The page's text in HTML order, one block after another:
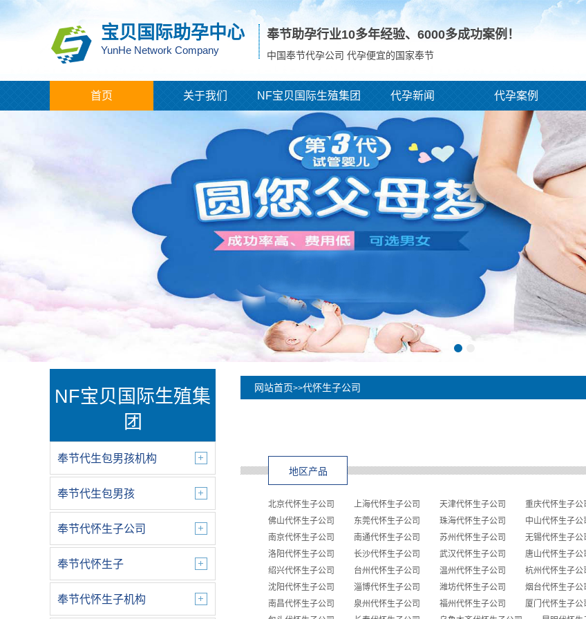
宝贝国际助孕中心
YunHe Network Company
奉节助孕行业10多年经验、 6000多成功案例！
中国奉节代孕公司 代孕便宜的国家奉节
首页 关于我们 NF宝贝国际生殖集团 代孕新闻 代孕案例
NF宝贝国际生殖集
团
奉节代生包男孩机构
奉节代生包男孩
奉节代怀生子公司
奉节代怀生子
奉节代怀生子机构
网站首页>>代怀生子公司
地区产品
北京代怀生子公司 上海代怀生子公司 天津代怀生子公司 重庆代怀生子公
佛山代怀生子公司
东莞代怀生子公司 珠海代怀生子公司 中山代怀生子公
南京代怀生子公司
南通代怀生子公司 苏州代怀生子公司 无锡代怀生子公
洛阳代怀生子公司
长沙代怀生子公司 武汉代怀生子公司 唐山代怀生子公
绍兴代怀生子公司
台州代怀生子公司 温州代怀生子公司 杭州代怀生子公
沈阳代怀生子公司
淄博代怀生子公司 潍坊代怀生子公司 烟台代怀生子公
南昌代怀生子公司
泉州代怀生子公司 福州代怀生子公司 厦门代怀生子公